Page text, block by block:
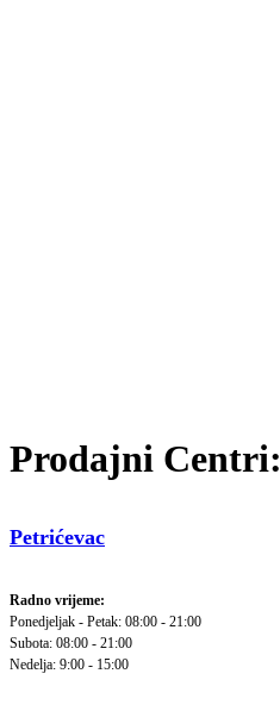
Prodajni Centri:
Petrićevac
Radno vrijeme:
Ponedjeljak - Petak: 08:00 - 21:00
Subota: 08:00 - 21:00
Nedelja: 9:00 - 15:00